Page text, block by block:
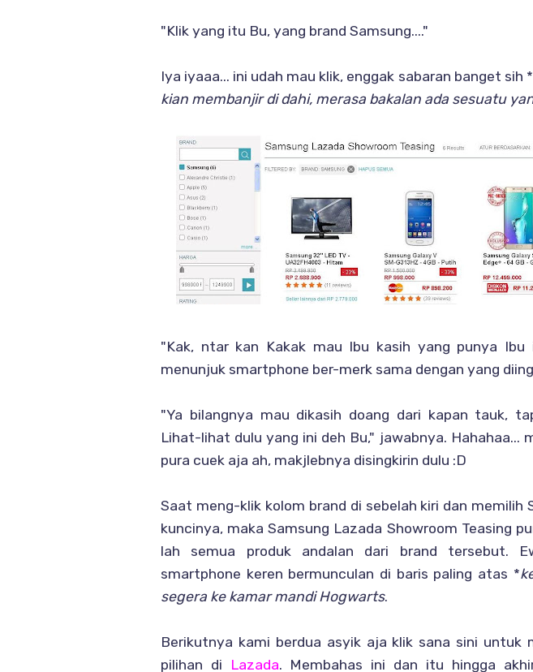
"Klik yang itu Bu, yang brand Samsung...."
Iya iyaaa... ini udah mau klik, enggak sabaran banget sih *
kian membanjir di dahi, merasa bakalan ada sesuatu
"Kak, ntar kan Kakak mau Ibu kasih yang punya Ibu
menunjuk smartphone ber-merk sama dengan yang
"Ya bilangnya mau dikasih doang dari kapan tauk,
Lihat-lihat dulu yang ini deh Bu," jawabnya. Hahahaa...
pura cuek aja ah, makjlebnya disingkirin dulu :D
Saat meng-klik kolom brand di sebelah kiri dan memilih
kuncinya, maka Samsung Lazada Showroom Teasing
lah semua produk andalan dari brand tersebut.
smartphone keren bermunculan di baris paling atas *
segera ke kamar mandi Hogwarts.
Berikutnya kami berdua asyik aja klik sana sini untuk
pilihan di
Lazada. Membahas ini dan itu hingga